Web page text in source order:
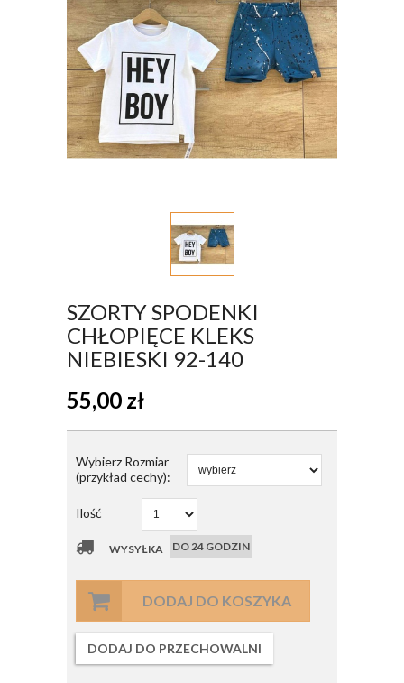
SZORTY SPODENKI
CHŁOPIĘCE KLEKS
NIEBIESKI 92-140
55,00 zł
Wybierz Rozmiar
(przykład cechy):
Ilość
WYSYŁKA DO 24 GODZIN
DODAJ DO KOSZYKA
DODAJ DO PRZECHOWALNI